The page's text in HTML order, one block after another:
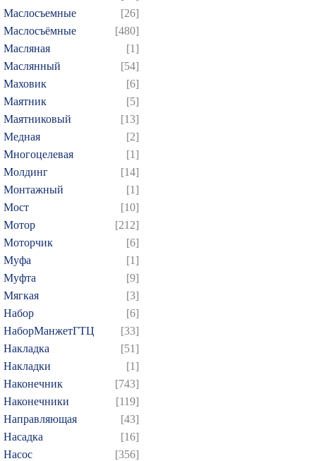
Маслосъемные
[26]
Маслосъёмные
[480]
Масляная
[1]
Маслянный
[54]
Маховик
[6]
Маятник
[5]
Маятниковый
[13]
Медная
[2]
Многоцелевая
[1]
Молдинг
[14]
Монтажный
[1]
Мост
[10]
Мотор
[212]
Моторчик
[6]
Муфа
[1]
Муфта
[9]
Мягкая
[3]
Набор
[6]
НаборМанжетГТЦ
[33]
Накладка
[51]
Накладки
[1]
Наконечник
[743]
Наконечники
[119]
Направляющая
[43]
Насадка
[16]
Насос
[356]